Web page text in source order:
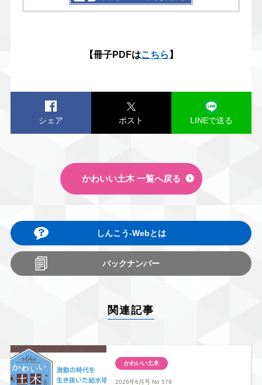
【冊子PDFはこちら 】
シェア ポスト LINEで送る
かわいい土木 一覧へ戻る
しんこう-Webとは
バックナンバー
関連記事
かわいい土木
2026年6月号No 579